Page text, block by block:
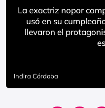
La exactriz nopor
usó en su
llevaron el
Indira Córdoba